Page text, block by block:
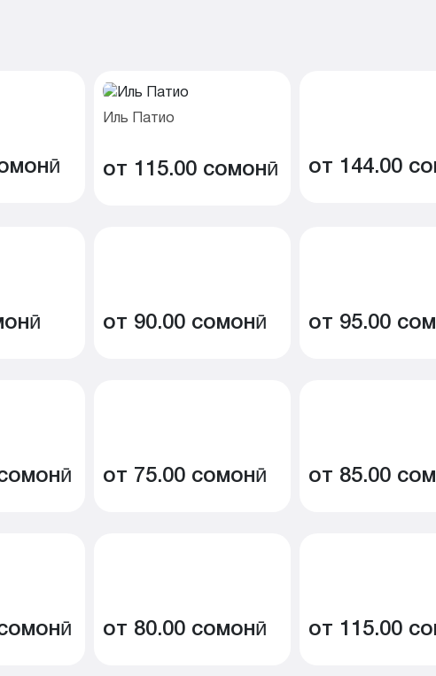
Иль Патио
от 115.00 сомонӣ от 144.00
от 90.00 сомонӣ от 95.00
от 75.00 сомонӣ от 85.00
от 80.00 сомонӣ от 115.00